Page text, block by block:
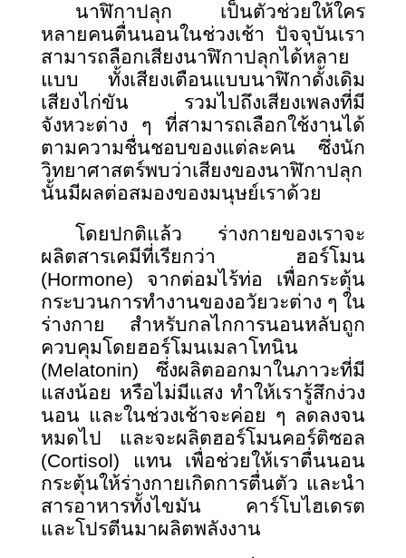
นาฬิกาปลุก เป็นตัวช่วยให้ใคร
หลายคนตื่นนอนในช่วงเช้า ปัจจุบันเรา
สามารถลือกเสียงนาฬิกาปลุกได้หลาย
แบบ ทั้งเสียงเตือนแบบนาฬิกาดั้งเดิม
เสียงไก่ขัน รวมไปถึงเสียงเพลงที่มี
จังหวะต่าง ๆ ที่สามารถเลือกใช้งานได้
ตามความชื่นชอบของแต่ละคน ซึ่งนัก
วิทยาศาสตร์พบว่าเสียงของนาฬิกาปลุก
นั้นมีผลต่อสมองของมนุษย์เราด้วย
โดยปกติแล้ว ร่างกายของเราจะ
ผลิตสารเคมีที่เรียกว่า ฮอร์โมน
(Hormone) จากต่อมไร้ท่อ เพื่อกระตุ้น
กระบวนการทำงานของอวัยวะต่าง ๆ ใน
ร่างกาย สำหรับกลไกการนอนหลับถูก
ควบคุมโดยฮอร์โมนเมลาโทนิน
(Melatonin) ซึ่งผลิตออกมาในภาวะที่มี
แสงน้อย หรือไม่มีแสง ทำให้เรารู้สึกง่วง
นอน และในช่วงเช้าจะค่อย ๆ ลดลงจน
หมดไป และจะผลิตฮอร์โมนคอร์ติซอล
(Cortisol) แทน เพื่อช่วยให้เราตื่นนอน
กระตุ้นให้ร่างกายเกิดการตื่นตัว และนำ
สารอาหารทั้งไขมัน คาร์โบไฮเดรต
และโปรตีนมาผลิตพลังงาน